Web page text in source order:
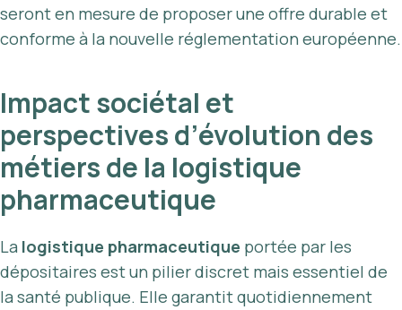
seront en mesure de proposer une offre durable et
conforme à la nouvelle réglementation européenne.
Impact sociétal et
perspectives d’évolution des
métiers de la logistique
pharmaceutique
La logistique pharmaceutique portée par les
dépositaires est un pilier discret mais essentiel de
la santé publique. Elle garantit quotidiennement